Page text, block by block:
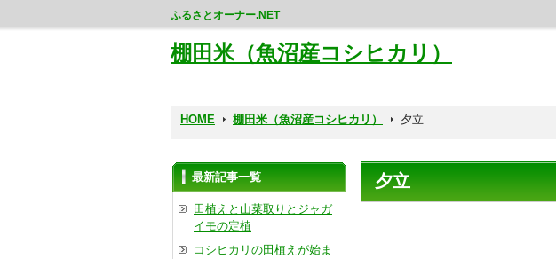
ふるさとオーナー.NET
棚田米（魚沼産コシヒカリ）
HOME 棚田米（魚沼産コシヒカリ） 夕立
夕立
最新記事一覧
田植えと山菜取りとジャガ
イモの定植
コシヒカリの田植えが始ま